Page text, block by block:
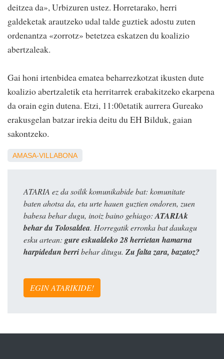
deitzea da», Urbizuren ustez. Horretarako, herri
galdeketak arautzeko udal talde guztiek adostu zuten
ordenantza «zorrotz» betetzea eskatzen du koalizio
abertzaleak.
Gai honi irtenbidea ematea beharrezkotzat ikusten dute
koalizio abertzaletik eta herritarrek erabakitzeko ekarpena
da orain egin dutena. Etzi, 11:00etatik aurrera Gureako
erakusgelan batzar irekia deitu du EH Bilduk, gaian
sakontzeko.
AMASA-VILLABONA
ATARIA ez da soilik komunikabide bat: komunitate
baten ahotsa da, eta urte hauen guztien ondoren, zuen
babesa behar dugu, inoiz baino gehiago: ATARIAk
behar du Tolosaldea. Horregatik erronka bat daukagu
esku artean: gure eskualdeko 28 herrietan hamarna
harpidedun berribehar ditugu. Zu falta zara, bazatoz?
EGIN ATARIKIDE!